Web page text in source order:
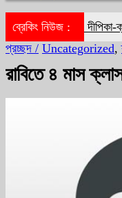
ব্রেকিং নিউজ :দীপিকা-
প্রচ্ছদ / Uncategorized,
রাবিতে ৪ মাস